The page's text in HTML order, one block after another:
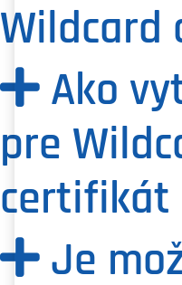
Wildcard
Ako
pre
certifikát
Je